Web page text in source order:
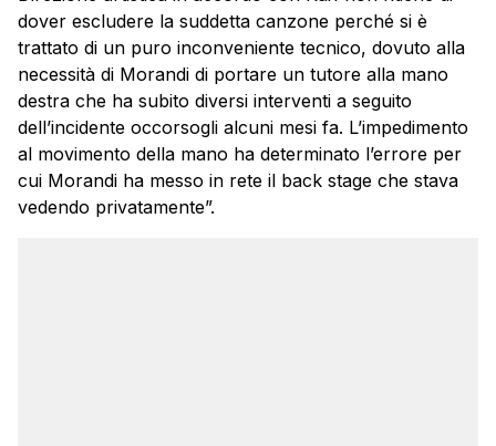
dover escludere la suddetta canzone perché si è
trattato di un puro inconveniente tecnico, dovuto alla
necessità di Morandi di portare un tutore alla mano
destra che ha subito diversi interventi a seguito
dell’incidente occorsogli alcuni mesi fa. L’impedimento
al movimento della mano ha determinato l’errore per
cui Morandi ha messo in rete il back stage che stava
vedendo privatamente”.